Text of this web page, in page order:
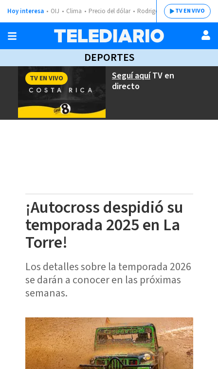
Hoy interesa OIJ Clima Precio del dólar Rodrigo ChavesTV EN VIVO
DEPORTES
Seguí aquíTV en
directo
TV EN VIVO
¡Autocross despidió su
temporada 2025 en La
Torre!
Los detalles sobre la temporada 2026
se darán a conocer en las próximas
semanas.